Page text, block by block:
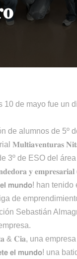
10 de mayo fue un
de alumnos de 5º
𝐌𝐮𝐥𝐭𝐢𝐚𝐯𝐞𝐧𝐭𝐮𝐫𝐚𝐬
3º de ESO del área
𝐲
𝗺𝘂𝗻𝗱𝗼! han tenido
de
Sebastián
& 𝐂𝐢𝐚, una
𝗲𝗹 𝗺𝘂𝗻𝗱𝗼! una